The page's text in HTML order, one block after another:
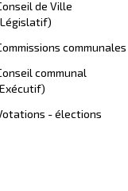
de Ville
communales
communal
- élections